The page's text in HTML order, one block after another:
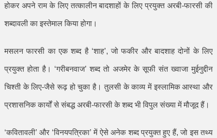
होकर अपने राम के लिए तत्कालीन बादशाहों के लिए प्रयुक्त अरबी-फारसी की
शब्दावली का इस्तेमाल किया होगा।
मसलन फारसी का एक शब्द है ‘शाह’,जो फकीर और बादशाह दोनों के लिए
प्रयुक्त होता है। ‘गरीबनवाज’शब्द तो अजमेर के सूफी संत ख्वाजा मुईनुद्दीन
चिश्ती के लिए-जैसे रूढ़ हो चुका है। तुलसी के काव्य में इस्लामिक आस्था और
प्रशासनिक कार्यों से संबद्ध अरबी-फारसी के शब्द भी विपुल संख्या में मौजूद हैं।
‘कवितावली’और ‘विनयपत्रिका’में ऐसे अनेक शब्द प्रयुक्त हुए हैं,जो इस तथ्य